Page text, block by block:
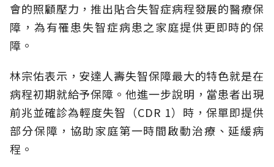
會的照顧壓力，推出貼合失智症病程發展的醫療保
障，為有罹患失智症病患之家庭提供更即時的保
障。
林宗佑表示，安達人壽失智保障最大的特色就是在
病程初期就給予保障。他進一步說明，當患者出現
前兆並確診為輕度失智（CDR 1）時，保單即提供
部分保障，協助家庭第一時間啟動治療、延緩病
程。